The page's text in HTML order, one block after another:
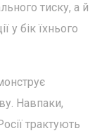
тиску, а й
у бік їхнього
Навпаки,
трактують